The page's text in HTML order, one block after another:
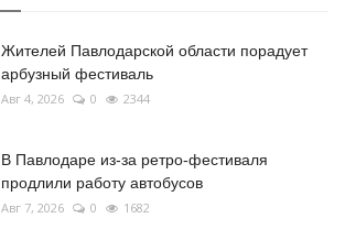
Жителей Павлодарской области порадует
арбузный фестиваль
Авг 4, 2026 0 2344
В Павлодаре из-за ретро-фестиваля
продлили работу автобусов
Авг 7, 2026 0 1682